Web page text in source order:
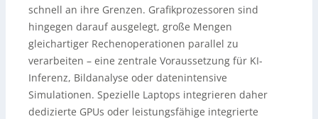
schnell an ihre Grenzen. Grafikprozessoren sind
hingegen darauf ausgelegt, große Mengen
gleichartiger Rechenoperationen parallel zu
verarbeiten – eine zentrale Voraussetzung für KI-
Inferenz, Bildanalyse oder datenintensive
Simulationen. Spezielle Laptops integrieren daher
dedizierte GPUs oder leistungsfähige integrierte